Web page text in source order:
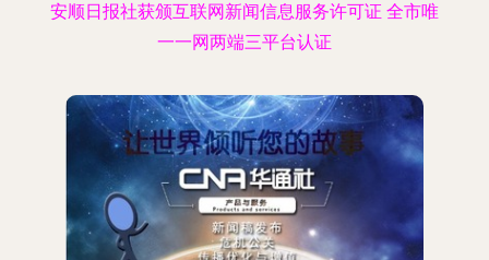
安顺日报社获颁互联网新闻信息服务许可证 全市唯
一一网两端三平台认证